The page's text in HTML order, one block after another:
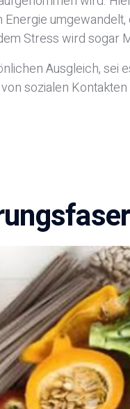
Stress wird sogar
Ausgleich, sei
sozialen